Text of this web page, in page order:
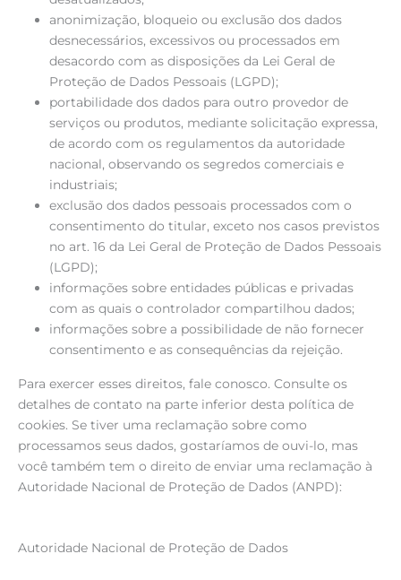
anonimização, bloqueio ou exclusão dos dados
desnecessários, excessivos ou processados em
desacordo com as disposições da Lei Geral de
Proteção de Dados Pessoais (LGPD);
portabilidade dos dados para outro provedor de
serviços ou produtos, mediante solicitação expressa,
de acordo com os regulamentos da autoridade
nacional, observando os segredos comerciais e
industriais;
exclusão dos dados pessoais processados com o
consentimento do titular, exceto nos casos previstos
no art. 16 da Lei Geral de Proteção de Dados Pessoais
(LGPD);
informações sobre entidades públicas e privadas
com as quais o controlador compartilhou dados;
informações sobre a possibilidade de não fornecer
consentimento e as consequências da rejeição.
Para exercer esses direitos, fale conosco. Consulte os
detalhes de contato na parte inferior desta política de
cookies. Se tiver uma reclamação sobre como
processamos seus dados, gostaríamos de ouvi-lo, mas
você também tem o direito de enviar uma reclamação à
Autoridade Nacional de Proteção de Dados (ANPD):
Autoridade Nacional de Proteção de Dados